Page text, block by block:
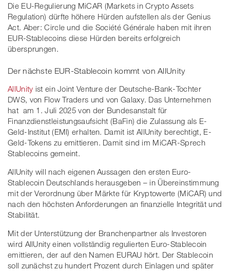
Die EU-Regulierung MiCAR (Markets in Crypto Assets
Regulation) dürfte höhere Hürden aufstellen als der Genius
Act. Aber: Circle und die Société Générale haben mit ihren
EUR-Stablecoins diese Hürden bereits erfolgreich
übersprungen.
Der nächste EUR-Stablecoin kommt von AllUnity
AllUnity ist ein Joint Venture der Deutsche-Bank-Tochter
DWS, von Flow Traders und von Galaxy. Das Unternehmen
hat am 1. Juli 2025 von der Bundesanstalt für
Finanzdienstleistungsaufsicht (BaFin) die Zulassung als E-
Geld-Institut (EMI) erhalten. Damit ist AllUnity berechtigt, E-
Geld-Tokens zu emittieren. Damit sind im MiCAR-Sprech
Stablecoins gemeint.
AllUnity will nach eigenen Aussagen den ersten Euro-
Stablecoin Deutschlands herausgeben – in Übereinstimmung
mit der Verordnung über Märkte für Kryptowerte (MiCAR) und
nach den höchsten Anforderungen an finanzielle Integrität und
Stabilität.
Mit der Unterstützung der Branchenpartner als Investoren
wird AllUnity einen vollständig regulierten Euro-Stablecoin
emittieren, der auf den Namen EURAU hört. Der Stablecoin
soll zunächst zu hundert Prozent durch Einlagen und später